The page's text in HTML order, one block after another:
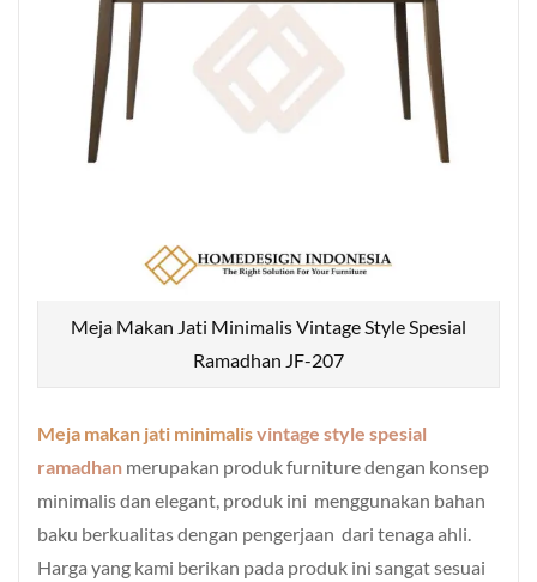
Meja Makan Jati Minimalis Vintage Style Spesial
Ramadhan JF-207
Meja makan jati minimalisvintage style spesial
ramadhan merupakan produk furniture dengan konsep
minimalis dan elegant, produk ini menggunakan bahan
baku berkualitas dengan pengerjaan dari tenaga ahli.
Harga yang kami berikan pada produk ini sangat sesuai